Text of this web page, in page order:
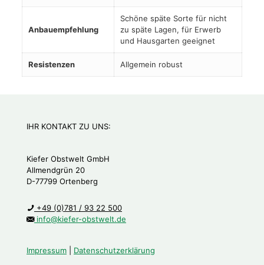
Anbauempfehlung
Schöne späte Sorte für nicht
zu späte Lagen, für Erwerb
und Hausgarten geeignet
Resistenzen Allgemein robust
IHR KONTAKT ZU UNS:
Kiefer Obstwelt GmbH
Allmendgrün 20
D-77799 Ortenberg
+49 (0)781 / 93 22 500
info@kiefer-obstwelt.de
Impressum Datenschutzerklärung